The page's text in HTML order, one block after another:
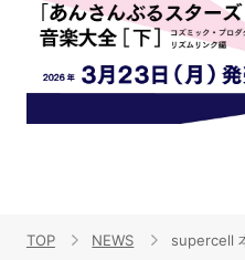
TOP NEWS